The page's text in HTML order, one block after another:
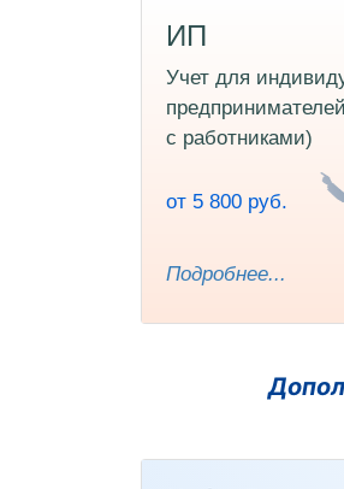
ИП
Учет для
с работниками)
от 5 800 руб.
Подробнее...